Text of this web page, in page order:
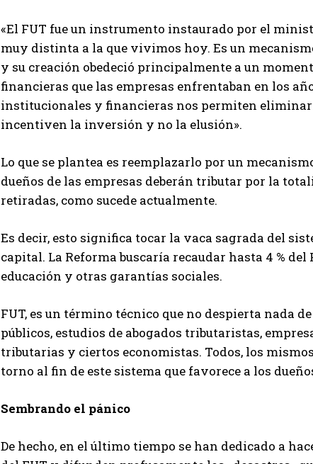
«El FUT fue un instrumento instaurado por el
muy distinta a la que vivimos hoy. Es un
y su creación obedeció principalmente a un
financieras que las empresas enfrentaban en los
institucionales y financieras nos permiten eliminar
incentiven la inversión y no la elusión».
Lo que se plantea es reemplazarlo por un
dueños de las empresas deberán tributar por la
retiradas, como sucede actualmente.
Es decir, esto significa tocar la vaca sagrada del
capital. La Reforma buscaría recaudar hasta 4 %
educación y otras garantías sociales.
FUT, es un término técnico que no despierta nada
públicos, estudios de abogados tributaristas,
tributarias y ciertos economistas. Todos, los
torno al fin de este sistema que favorece a los
Sembrando el pánico
De hecho, en el último tiempo se han dedicado a